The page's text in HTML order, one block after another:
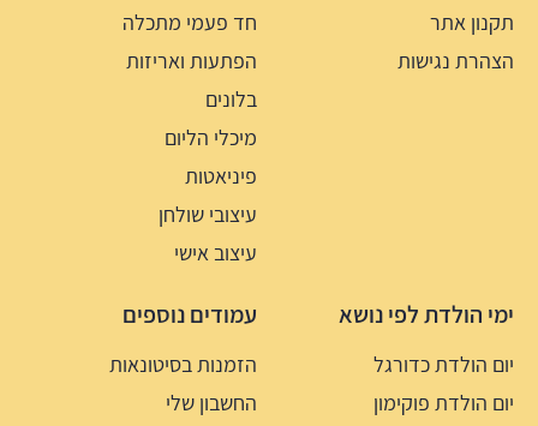
תקנון אתר
הצהרת נגישות
חד פעמי מתכלה
הפתעות ואריזות
בלונים
מיכלי הליום
פיניאטות
עיצובי שולחן
עיצוב אישי
ימי הולדת לפי נושא
יום הולדת כדורגל
יום הולדת פוקימון
עמודים נוספים
הזמנות בסיטונאות
החשבון שלי